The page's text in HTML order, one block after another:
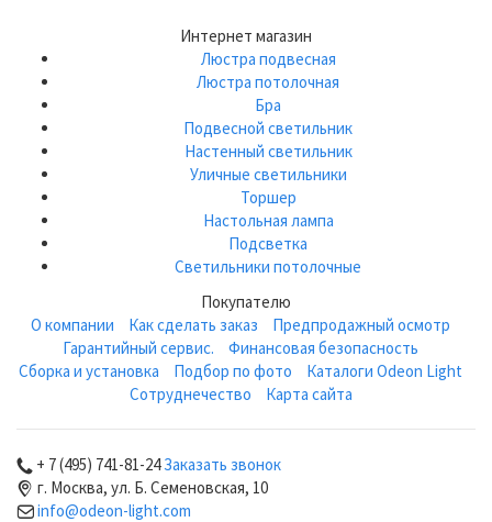
Интернет магазин
Люстра подвесная
Люстра потолочная
Бра
Подвесной светильник
Настенный светильник
Уличные светильники
Торшер
Настольная лампа
Подсветка
Светильники потолочные
Покупателю
О компании
Как сделать заказ
Предпродажный осмотр
Гарантийный сервис.
Финансовая безопасность
Сборка и установка
Подбор по фото
Каталоги Odeon Light
Сотруднечество
Карта сайта
+ 7 (495) 741-81-24Заказать звонок
г. Москва, ул. Б. Семеновская, 10
info@odeon-light.com